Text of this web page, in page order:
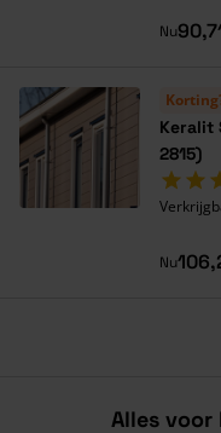
Nu
Keralit
2815)
Nu
Alles voor